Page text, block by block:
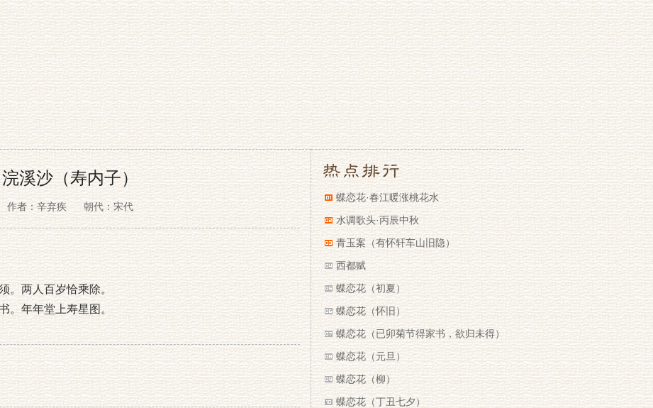
浣溪沙（寿内子）
作者：辛弃疾 朝代：宋代
。两人百岁恰乘除。
。年年堂上寿星图。
蝶恋花·春江暖涨桃花水
水调歌头·丙辰中秋
青玉案（有怀轩车山旧隐）
西都赋
蝶恋花（初夏）
蝶恋花（怀旧）
蝶恋花（已卯菊节得家书，欲归未得）
蝶恋花（元旦）
蝶恋花（柳）
蝶恋花（丁丑七夕）